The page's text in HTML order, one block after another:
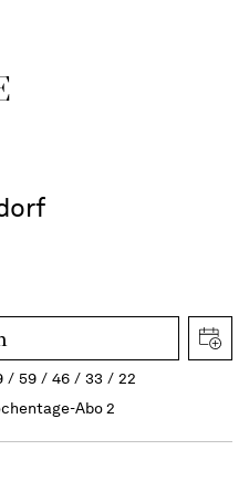
59 46 33
22
Abo 2